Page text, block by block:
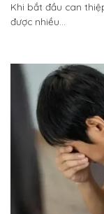
Khi bắt đầu can
được nhiều...